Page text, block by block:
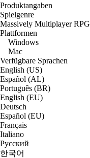
Produktangaben
Spielgenre
Massively Multiplayer RPG
Plattformen
Windows
Mac
Verfügbare Sprachen
English (US)
Español (AL)
Português (BR)
English (EU)
Deutsch
Español (EU)
Français
Italiano
Русский
한국어